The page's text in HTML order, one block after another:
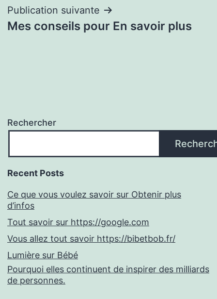
Publication suivante
Mes conseils pour En savoir plus
Rechercher
Recent Posts
Ce que vous voulez savoir sur Obtenir plus
d’infos
Tout savoir sur https://google.com
Vous allez tout savoir https://bibetbob.fr/
Lumière sur Bébé
Pourquoi elles continuent de inspirer des milliards
de personnes.